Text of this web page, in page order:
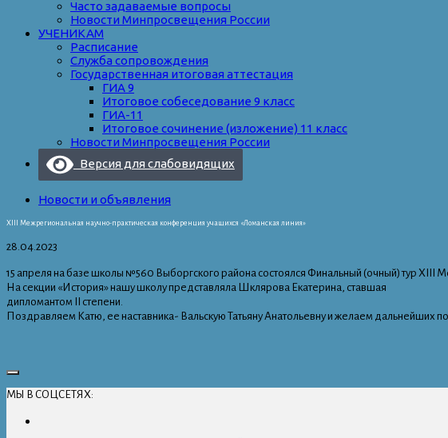
Часто задаваемые вопросы
Новости Минпросвещения России
УЧЕНИКАМ
Расписание
Служба сопровождения
Государственная итоговая аттестация
ГИА 9
Итоговое собеседование 9 класс
ГИА-11
Итоговое сочинение (изложение) 11 класс
Новости Минпросвещения России
Версия для слабовидящих
Новости и объявления
XIII Межрегиональная научно-практическая конференция учащихся «Ломанская линия»
28.04.2023
15 апреля на базе школы №560 Выборгского района состоялся Финальный (очный) тур XIII
На секции «История» нашу школу представляла Шклярова Екатерина, ставшая
дипломантом II степени.
Поздравляем Катю, ее наставника- Вальскую Татьяну Анатольевну и желаем дальнейших
МЫ В СОЦСЕТЯХ: